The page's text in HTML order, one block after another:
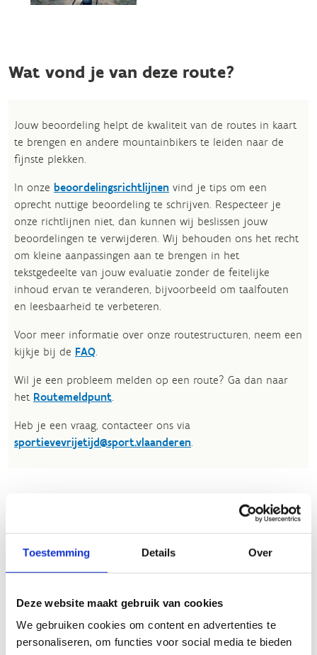
Toestemming Details Over
Deze website maakt gebruik van cookies
We gebruiken cookies om content en advertenties te
personaliseren, om functies voor social media te bieden
Wat vond je van deze route?
Jouw beoordeling helpt de kwaliteit van de routes in kaart
te brengen en andere mountainbikers te leiden naar de
fijnste plekken.
In onze beoordelingsrichtlijnen vind je tips om een
oprecht nuttige beoordeling te schrijven. Respecteer je
onze richtlijnen niet, dan kunnen wij beslissen jouw
beoordelingen te verwijderen. Wij behouden ons het recht
om kleine aanpassingen aan te brengen in het
tekstgedeelte van jouw evaluatie zonder de feitelijke
inhoud ervan te veranderen, bijvoorbeeld om taalfouten
en leesbaarheid te verbeteren.​
Voor meer informatie over onze routestructuren, neem een
kijkje bij de FAQ.
Wil je een probleem melden op een route? Ga dan naar
het Routemeldpunt.
Heb je een vraag, contacteer ons via
sportievevrijetijd@sport.vlaanderen.​
slecht
licht zwaar